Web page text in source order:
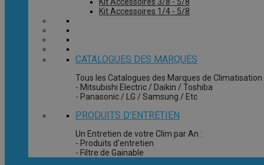
Kit Accessoires 1/4 - 5/8
CATALOGUES DES MARQUES
Tous les Catalogues des Marques de Climatisation
- Mitsubishi Electric / Daikin / Toshiba
- Panasonic / LG / Samsung / Etc
PRODUITS D'ENTRETIEN
Un Entretien de votre Clim par An :
- Produits d'entretien
- Filtre de Gainable